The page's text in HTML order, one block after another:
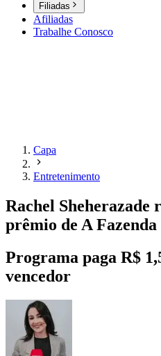
Filiadas
Afiliadas
Trabalhe Conosco
Capa
Entretenimento
Rachel Sheherazade
prêmio de A Fazenda
Programa paga R$
vencedor